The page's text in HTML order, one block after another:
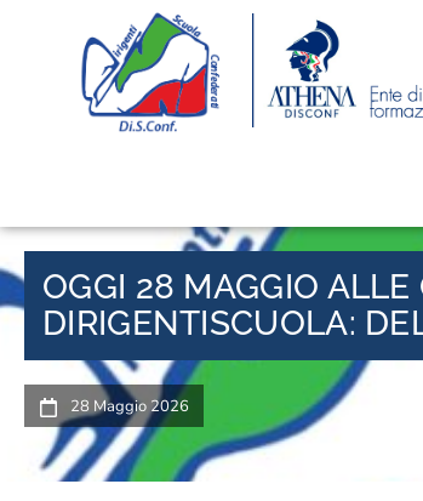
OGGI 28 MAGGIO
DIRIGENTISCUOLA:
28 Maggio 2026